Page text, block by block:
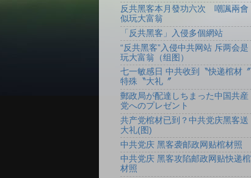
反共黑客本月發功六次 嘲諷兩會
似玩大富翁
「反共黑客」入侵多個網站
“反共黑客”入侵中共网站 斥两会是
玩大富翁（组图）
七一敏感日 中共收到〝快递棺材〞
特殊〝大礼〞
郵政局が配達しちまった中国共産
党へのプレゼント
共产党棺材已到？中共党庆黑客送
大礼(图)
中共党庆 黑客袭邮政网贴棺材照
中共党庆 黑客攻陷邮政网贴快递棺
材照